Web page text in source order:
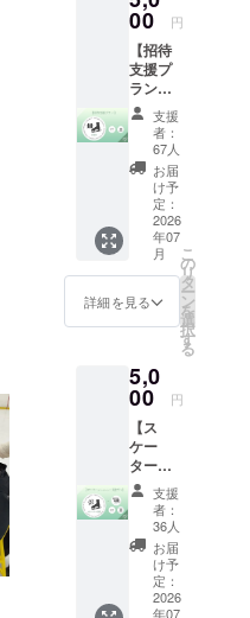
ラスケート
協会」を設
（チェアス
ケート協会
から名称変
更）
代表理事
となる
00 円
【招待
支援プ
ラン】
7/26の
イベン
トでは
経済的
な理由
などで
参加が
難しい
方々に
も、氷
上体験
の機会
を届け
考えて
いま
す。ス
ケート
はお金
のかか
るス
ポーツ
です。
児童養
護施設
や支援
が必要
支援
者：
67人
お届
け予
定：
2026
年07
月
詳細を見る
こ
の
リ
タ
ー
ン
を
選
択
す
る
5,0
00 円
【ス
ケー
ター
（ゲス
ト・ボ
ラン
ティ
ア）支
援プラ
ン】 ■
支援
者：
36人
お届
け予
定：
2026
年07